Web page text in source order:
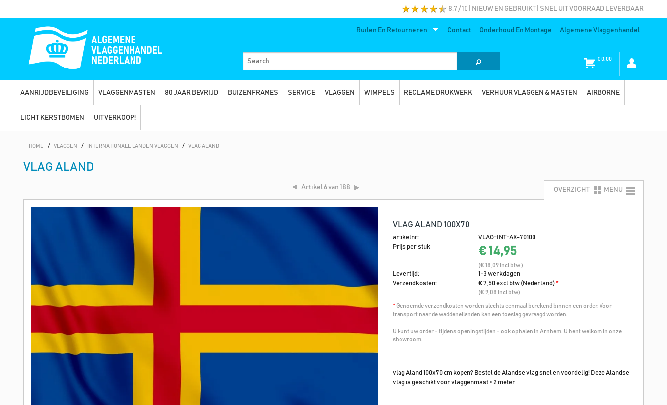
8.7 / 10 | NIEUW EN GEBRUIKT | SNEL UIT VOORRAAD LEVERBAAR
Ruilen En Retourneren Contact Onderhoud En Montage Algemene Vlaggenhandel
€0,00
AANRIJDBEVEILIGING VLAGGENMASTEN 80 JAAR BEVRIJD BUIZENFRAMES SERVICE VLAGGEN WIMPELS RECLAME DRUKWERK VERHUUR VLAGGEN & MASTEN AIRBORNE
LICHT KERSTBOMEN UITVERKOOP!
HOME / VLAGGEN / INTERNATIONALE LANDEN VLAGGEN / VLAG ALAND
VLAG ALAND
Artikel 6 van 188 OVERZICHT MENU
VLAG ALAND 100X70
artikelnr:
VLAG-INT-AX-70100
Prijs per stuk
€ 14,95
(€ 18,09 incl btw )
Levertijd:
1-3 werkdagen
Verzendkosten:
€ 7,50 excl btw (Nederland)*
(€ 9,08 incl btw)
* Genoemde verzendkosten worden slechts eenmaal berekend binnen een order. Voor
transport naar de waddeneilanden kan een toeslag gevraagd worden.
U kunt uw order - tijdens openingstijden - ook ophalen in Arnhem. U bent welkom in onze
showroom.
vlag Aland 100x70 cm kopen? Bestel de Alandse vlag snel en voordelig! Deze Alandse
vlag is geschikt voor vlaggenmast < 2 meter